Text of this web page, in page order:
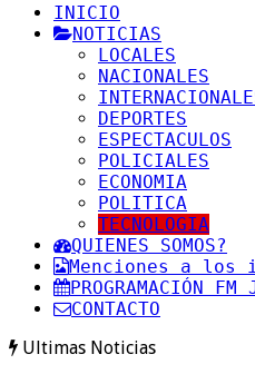
INICIO
NOTICIAS
LOCALES
NACIONALES
DEPORTES
ESPECTACULOS
POLICIALES
ECONOMIA
POLITICA
TECNOLOGIA
QUIENES SOMOS?
Menciones a los
PROGRAMACIÓN
CONTACTO
Ultimas Noticias